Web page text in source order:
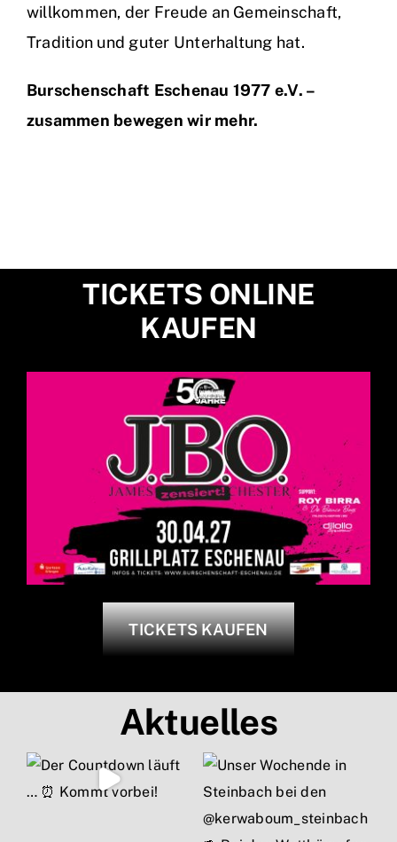
willkommen, der Freude an Gemeinschaft,
Tradition und guter Unterhaltung hat.
Burschenschaft Eschenau 1977 e.V. –
zusammen bewegen wir mehr.
TICKETS ONLINE
KAUFEN
TICKETS KAUFEN
Aktuelles